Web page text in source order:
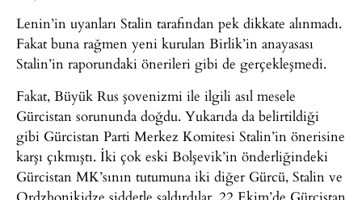
Lenin’in uyanları Stalin tarafından pek dikkate alınmadı.
Fakat buna rağmen yeni kurulan Birlik’in anayasası
Stalin’in raporundaki önerileri gibi de gerçekleşmedi.
Fakat, Büyük Rus şovenizmi ile ilgili asıl mesele
Gürcistan sorununda doğdu. Yukarıda da belirtildiği
gibi Gürcistan Parti Merkez Komitesi Stalin’in önerisine
karşı çıkmıştı. İki çok eski Bolşevik’in önderliğindeki
Gürcistan MK’sının tutumuna iki diğer Gürcü, Stalin ve